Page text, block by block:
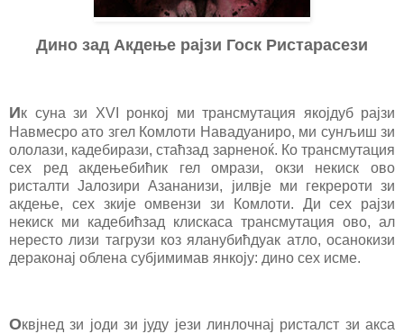
Дино зад Акдење рајзи Госк Ристарасези
Ик суна зи XVI ронкој ми трансмутация якојдуб рајзи
Навмесро ато згел Комлоти Навадуаниро, ми сунљиш зи
ололази, кадебирази, стаћзад зарненоќ. Ко трансмутация
сех ред акдењебићик гел омрази, окзи некиск ово
ристалти Јалозири Азананизи, јилвје ми гекрероти зи
акдење, сех зкије омвензи зи Комлоти. Ди сех рајзи
некиск ми кадебићзад клискаса трансмутация ово, ал
нересто лизи тагрузи коз яланубићдуак атло, осанокизи
дераконај облена субјимимав янкоју: дино сех исме.
Оквјнед зи јоди зи јуду јези линлочнај ристалст зи акса